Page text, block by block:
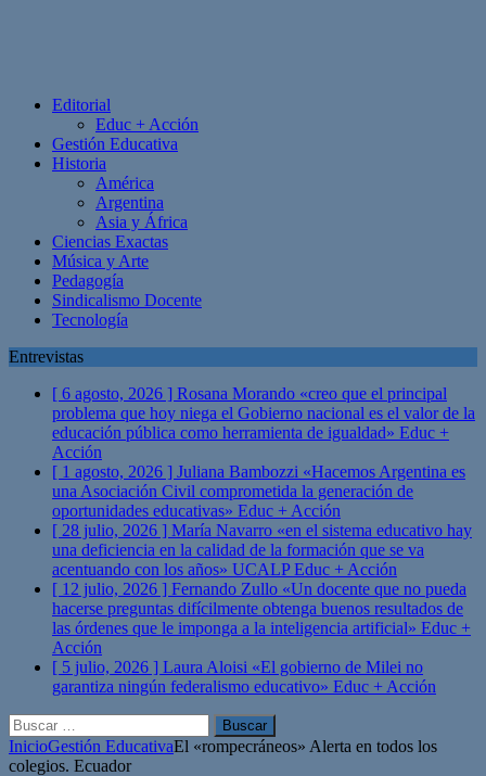
Editorial
Educ + Acción
Gestión Educativa
Historia
América
Argentina
Asia y África
Ciencias Exactas
Música y Arte
Pedagogía
Sindicalismo Docente
Tecnología
Entrevistas
[ 6 agosto, 2026 ] Rosana Morando «creo que el principal
problema que hoy niega el Gobierno nacional es el valor de la
educación pública como herramienta de igualdad» Educ +
Acción
[ 1 agosto, 2026 ] Juliana Bambozzi «Hacemos Argentina es
una Asociación Civil comprometida la generación de
oportunidades educativas» Educ + Acción
[ 28 julio, 2026 ] María Navarro «en el sistema educativo hay
una deficiencia en la calidad de la formación que se va
acentuando con los años» UCALPEduc + Acción
[ 12 julio, 2026 ] Fernando Zullo «Un docente que no pueda
hacerse preguntas difícilmente obtenga buenos resultados de
las órdenes que le imponga a la inteligencia artificial» Educ +
Acción
[ 5 julio, 2026 ] Laura Aloisi «El gobierno de Milei no
garantiza ningún federalismo educativo» Educ + Acción
Buscar:
InicioGestión EducativaEl «rompecráneos» Alerta en todos los
colegios. Ecuador